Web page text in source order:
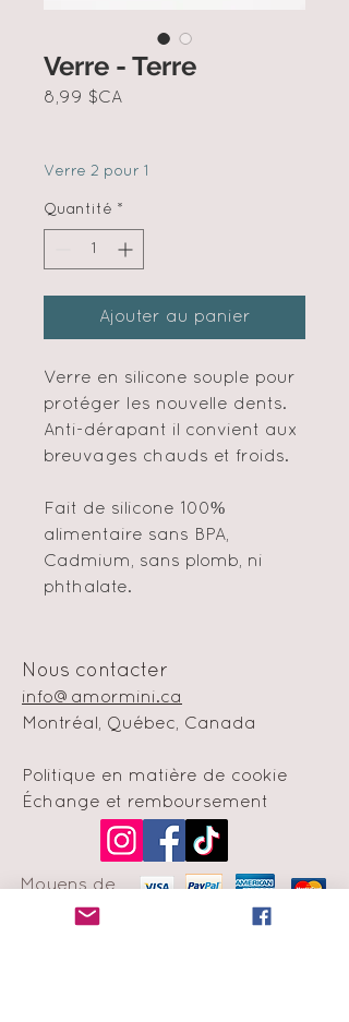
Verre - Terre
8,99 $CA
Verre 2 pour 1
Quantité *
Ajouter au panier
Verre en silicone souple pour
protéger les nouvelle dents.
Anti-dérapant il convient aux
breuvages chauds et froids.
Fait de silicone 100%
alimentaire sans BPA,
Cadmium, sans plomb, ni
phthalate.
Nous contacter
info@amormini.ca
Montréal, Québec, Canada
Politique en matière de cookie
Échange et remboursement
Moyens de